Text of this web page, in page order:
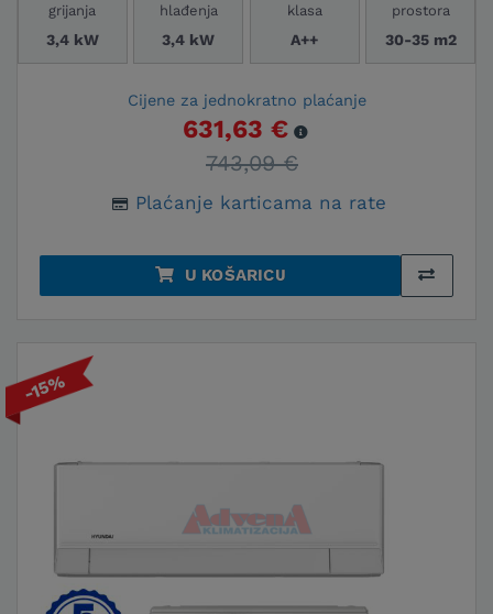
grijanja
3,4 kW
hlađenja
3,4 kW
klasa
A++
prostora
30-35 m2
Cijene za jednokratno plaćanje
631,63 €
743,09 €
Plaćanje karticama na rate
U KOŠARICU
-15%